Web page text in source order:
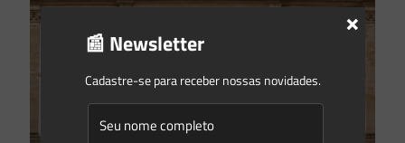
📰 Newsletter
Cadastre-se para receber nossas novidades.
×